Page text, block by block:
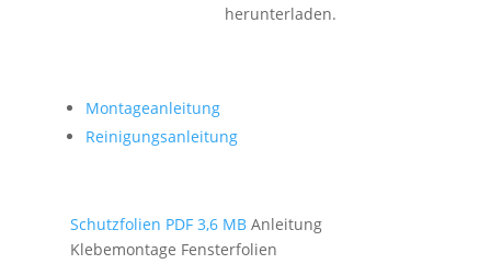
herunterladen.
Montageanleitung
Reinigungsanleitung
Schutzfolien PDF 3,6 MB Anleitung
Klebemontage Fensterfolien